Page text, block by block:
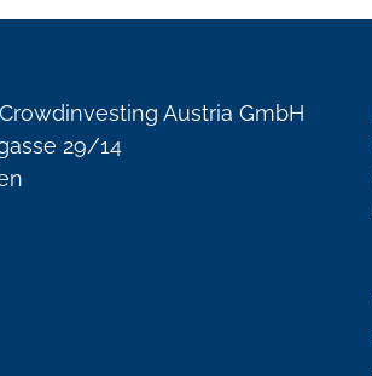
Austria GmbH
29/14